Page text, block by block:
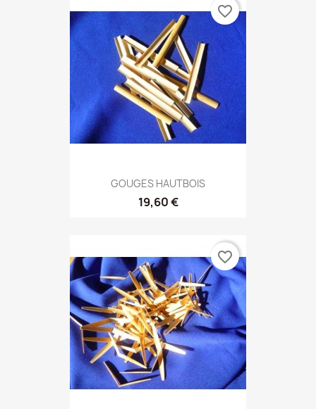
GOUGES HAUTBOIS
19,60 €
favorite_border
favorite_border